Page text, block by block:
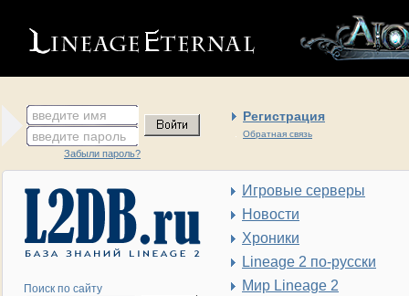
введите имя Регистрация
Обратная связь
введите пароль
Забыли пароль?
Поиск по сайту
Игровые серверы
Новости
Хроники
Lineage 2 по-русски
Мир Lineage 2